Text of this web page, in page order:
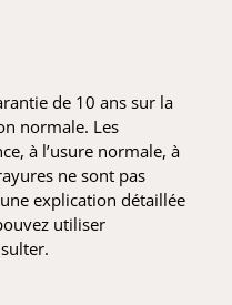
de 10 ans sur la
normale. Les
à l’usure normale, à
ne sont pas
explication détaillée
utiliser